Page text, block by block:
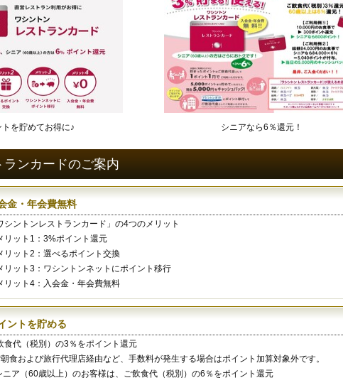
を貯めてお得に♪ シニアなら6％還元！
ランカードのご案内
金・年会費無料
シントンレストランカード」の4つのメリット
リット1：3%ポイント還元
ット2：選べるポイント交換
ット3：ワシントンネットにポイント移行
ット4：入会金・年会費無料
ントを貯める
食代（税別）の3％をポイント還元
食および旅行代理店経由など、手数料が発生する場合はポイント加算対象外です。
ニア（60歳以上）のお客様は、ご飲食代（税別）の6％をポイント還元